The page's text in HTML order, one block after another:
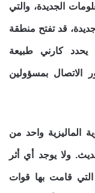
الجديدة، والتي
قد تفتح منطقة
كارني طبيعة
الاتصال بمسؤولين
الماليزية واحد من
ولا يوجد أي أثر
قامت بها قوات